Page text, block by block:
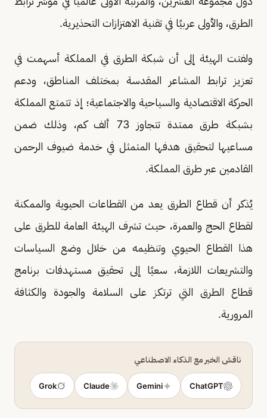
الطرق، والأولى عربيًا في تقنية الاهتزازات التحذيرية.
ولفتت الهيئة إلى أن شبكة الطرق في المملكة أسهمت في
تعزيز ترابط المشاعر المقدسة بمختلف المناطق، ودعم
الحركة الاقتصادية والسياحية والاجتماعية؛ إذ تتمتع المملكة
بشبكة طرق ممتدة تتجاوز 73 ألف كم، وذلك ضمن
مساعيها لتحقيق هدفها المتمثل في خدمة ضيوف الرحمن
القادمين عبر طرق المملكة.
يُذكر أن قطاع الطرق يعد من القطاعات الحيوية والممكنة
لقطاع الحج والعمرة، حيث تشرف الهيئة العامة للطرق على
هذا القطاع الحيوي وتنظيمه من خلال وضع السياسات
والتشريعات اللازمة، سعيًا إلى تحقيق مستهدفات برنامج
قطاع الطرق التي ترتكز على السلامة والجودة والكثافة
المرورية.
ناقش الخبر مع الذكاء الاصطناعي
ChatGPT
Gemini
Claude
Grok